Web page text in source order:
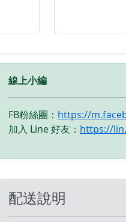
鬆！
多
保
‼️ 購
方
• 七
品有
新品
古
店家
更、
邊付款， 月
🎁 凡購買I17
種配件 🎁 •
何問題都歡迎
LINE：
日鑑賞期內，
為原廠保固一
機店家保固15
擁有隨時修改
線上小編
FB粉絲團： https://
加入 Line 好友： https://
配送說明